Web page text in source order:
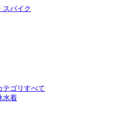
スパイク
テゴリすべて
水着